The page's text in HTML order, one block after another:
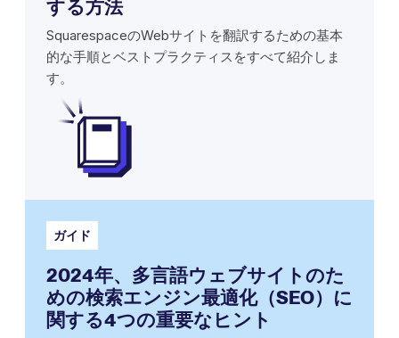
する方法
SquarespaceのWebサイトを翻訳するための基本
的な手順とベストプラクティスをすべて紹介しま
す。
ガイド
2024年、多言語ウェブサイトのた
めの検索エンジン最適化（SEO）に
関する4つの重要なヒント